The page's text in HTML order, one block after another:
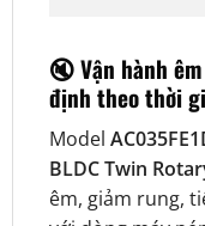
🔇 Vận hành
định theo thời
Model
BLDC Twin
êm, giảm rung,